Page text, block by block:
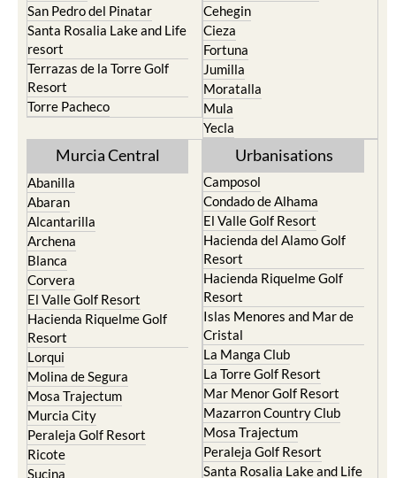
San Pedro del Pinatar
Santa Rosalia Lake and Life
resort
Terrazas de la Torre Golf
Resort
Torre Pacheco
Cehegin
Cieza
Fortuna
Jumilla
Moratalla
Mula
Yecla
Murcia Central
Abanilla
Abaran
Alcantarilla
Archena
Blanca
Corvera
El Valle Golf Resort
Hacienda Riquelme Golf
Resort
Lorqui
Molina de Segura
Mosa Trajectum
Murcia City
Peraleja Golf Resort
Ricote
Sucina
Urbanisations
Camposol
Condado de Alhama
El Valle Golf Resort
Hacienda del Alamo Golf
Resort
Hacienda Riquelme Golf
Resort
Islas Menores and Mar de
Cristal
La Manga Club
La Torre Golf Resort
Mar Menor Golf Resort
Mazarron Country Club
Mosa Trajectum
Peraleja Golf Resort
Santa Rosalia Lake and Life